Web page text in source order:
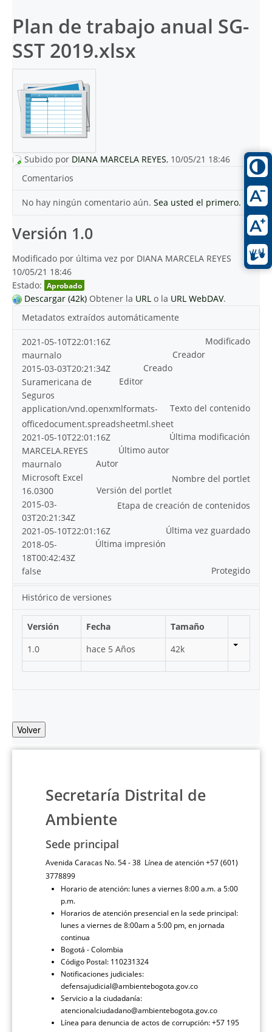
Plan de trabajo anual SG-
SST 2019.xlsx
Subido por DIANA MARCELA REYES, 10/05/21 18:46
Comentarios
No hay ningún comentario aún. Sea usted el primero.
Versión 1.0
Modificado por última vez por DIANA MARCELA REYES
10/05/21 18:46
Estado: Aprobado
Descargar (42k) Obtener la URL o la URL WebDAV.
Metadatos extraídos automáticamente
Modificado
2021-05-10T22:01:16Z
Creador
maurnalo
Creado
2015-03-03T20:21:34Z
Editor
Suramericana de
Seguros
Texto del contenido
application/vnd.openxmlformats-
officedocument.spreadsheetml.sheet
Última modificación
2021-05-10T22:01:16Z
Último autor
MARCELA.REYES
Autor
maurnalo
Nombre del portlet
Microsoft Excel
Versión del portlet
16.0300
Etapa de creación de contenidos
2015-03-
03T20:21:34Z
Última vez guardado
2021-05-10T22:01:16Z
Última impresión
2018-05-
18T00:42:43Z
Protegido
false
Histórico de versiones
Versión Fecha
Tamaño
1.0
hace 5 Años 42k
Volver
Secretaría Distrital de
Ambiente
Sede principal
Avenida Caracas No. 54 - 38 Línea de atención +57 (601)
3778899
Horario de atención: lunes a viernes 8:00 a.m. a 5:00
p.m.
Horarios de atención presencial en la sede principal:
lunes a viernes de 8:00am a 5:00 pm, en jornada
continua
Bogotá - Colombia
Código Postal: 110231324
Notificaciones judiciales:
defensajudicial@ambientebogota.gov.co
Servicio a la ciudadanía:
atencionalciudadano@ambientebogota.gov.co
Línea para denuncia de actos de corrupción: +57 195